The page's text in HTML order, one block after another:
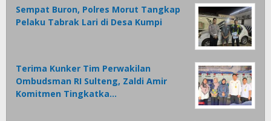
Sempat Buron, Polres Morut Tangkap
Pelaku Tabrak Lari di Desa Kumpi
Terima Kunker Tim Perwakilan
Ombudsman RI Sulteng, Zaldi Amir
Komitmen Tingkatka…